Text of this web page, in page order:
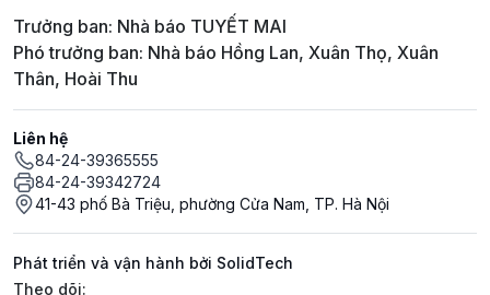
Trưởng ban: Nhà báo TUYẾT MAI
Phó trưởng ban: Nhà báo Hồng Lan, Xuân Thọ, Xuân
Thân, Hoài Thu
Liên hệ
84-24-39365555
84-24-39342724
41-43 phố Bà Triệu, phường Cửa Nam, TP. Hà Nội
Phát triển và vận hành bởi SolidTech
Theo dõi: